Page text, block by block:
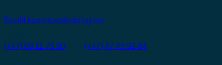
Bestill karriereveiledning her
(+47) 69 11 75 90
(+47) 47 45 92 84